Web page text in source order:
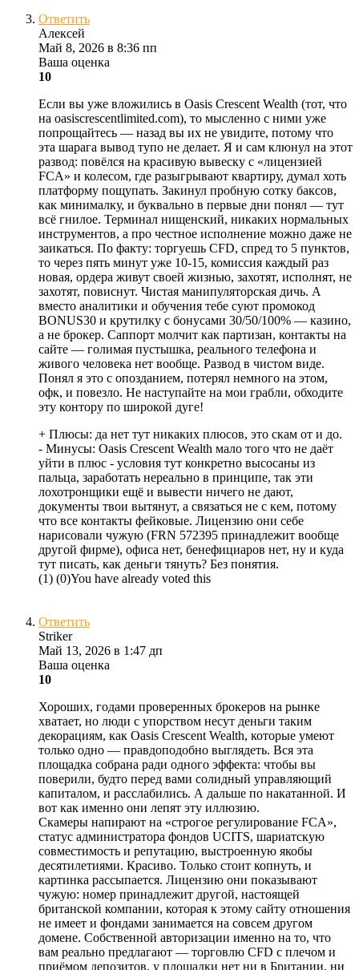
Ответить
Алексей
Май 8, 2026 в 8:36 пп
Ваша оценка
10
Если вы уже вложились в Oasis Crescent Wealth (тот, что
на oasiscrescentlimited.com), то мысленно с ними уже
попрощайтесь — назад вы их не увидите, потому что
эта шарага вывод тупо не делает. Я и сам клюнул на этот
развод: повёлся на красивую вывеску с «лицензией
FCA» и колесом, где разыгрывают квартиру, думал хоть
платформу пощупать. Закинул пробную сотку баксов,
как минималку, и буквально в первые дни понял — тут
всё гнилое. Терминал нищенский, никаких нормальных
инструментов, а про честное исполнение можно даже не
заикаться. По факту: торгуешь CFD, спред то 5 пунктов,
то через пять минут уже 10-15, комиссия каждый раз
новая, ордера живут своей жизнью, захотят, исполнят, не
захотят, повиснут. Чистая манипуляторская дичь. А
вместо аналитики и обучения тебе суют промокод
BONUS30 и крутилку с бонусами 30/50/100% — казино,
а не брокер. Саппорт молчит как партизан, контакты на
сайте — голимая пустышка, реального телефона и
живого человека нет вообще. Развод в чистом виде.
Понял я это с опозданием, потерял немного на этом,
офк, и повезло. Не наступайте на мои грабли, обходите
эту контору по широкой дуге!
+ Плюсы: да нет тут никаких плюсов, это скам от и до.
- Минусы: Oasis Crescent Wealth мало того что не даёт
уйти в плюс - условия тут конкретно высосаны из
пальца, заработать нереально в принципе, так эти
лохотронщики ещё и вывести ничего не дают,
документы твои вытянут, а связаться не с кем, потому
что все контакты фейковые. Лицензию они себе
нарисовали чужую (FRN 572395 принадлежит вообще
другой фирме), офиса нет, бенефициаров нет, ну и куда
тут писать, как деньги тянуть? Без понятия.
(1) (0)You have already voted this
Ответить
Striker
Май 13, 2026 в 1:47 дп
Ваша оценка
10
Хороших, годами проверенных брокеров на рынке
хватает, но люди с упорством несут деньги таким
декорациям, как Oasis Crescent Wealth, которые умеют
только одно — правдоподобно выглядеть. Вся эта
площадка собрана ради одного эффекта: чтобы вы
поверили, будто перед вами солидный управляющий
капиталом, и расслабились. А дальше по накатанной. И
вот как именно они лепят эту иллюзию.
Скамеры напирают на «строгое регулирование FCA»,
статус администратора фондов UCITS, шариатскую
совместимость и репутацию, выстроенную якобы
десятилетиями. Красиво. Только стоит копнуть, и
картинка рассыпается. Лицензию они показывают
чужую: номер принадлежит другой, настоящей
британской компании, которая к этому сайту отношения
не имеет и фондами занимается на совсем другом
домене. Собственной авторизации именно на то, что
вам реально предлагают — торговлю CFD с плечом и
приёмом депозитов, у площадки нет ни в Британии, ни